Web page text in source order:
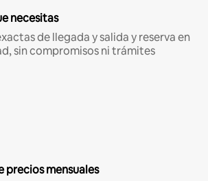
necesitas
de llegada y salida y reserva en
sin compromisos ni trámites
precios mensuales